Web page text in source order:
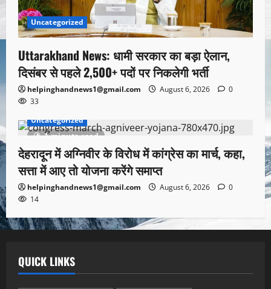
Uncategorized
Uttarakhand News: धामी सरकार का बड़ा ऐलान,
दिसंबर से पहले 2,500+ पदों पर निकलेगी भर्ती
helpinghandnews1@gmail.com August 6, 2026
0
33
1 minute read
Uncategorized
देहरादून में अग्निवीर के विरोध में कांग्रेस का मार्च, कहा,
सत्ता में आए तो योजना करेंगे समाप्त
helpinghandnews1@gmail.com August 6, 2026
0
14
QUICK LINKS